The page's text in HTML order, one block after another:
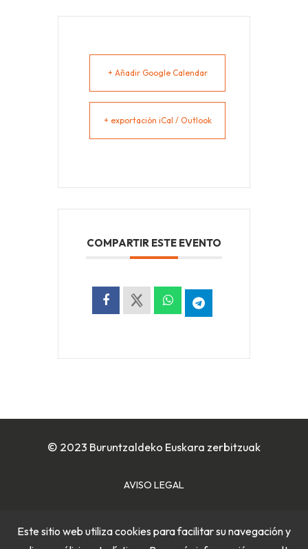
+ Añadir Google Calendar
+ exportación iCal / Outlook
COMPARTIR ESTE EVENTO
© 2023 Buruntzaldeko Euskara zerbitzuak
AVISO LEGAL
Este sitio web utiliza cookies para facilitar su navegación y